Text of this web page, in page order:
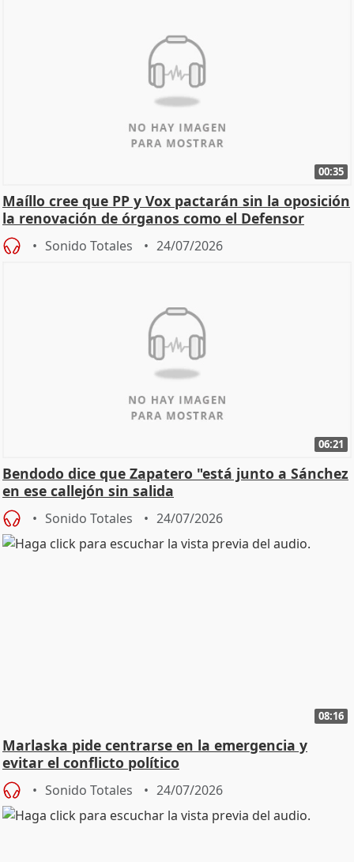
00:35
Maíllo cree que PP y Vox pactarán sin la oposición
la renovación de órganos como el Defensor
Sonido Totales 24/07/2026
06:21
Bendodo dice que Zapatero "está junto a Sánchez
en ese callejón sin salida
Sonido Totales 24/07/2026
08:16
Marlaska pide centrarse en la emergencia y
evitar el conflicto político
Sonido Totales 24/07/2026